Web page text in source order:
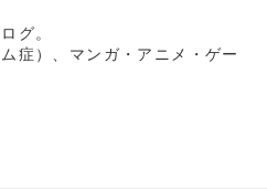
グ。
症）、マンガ・アニメ・ゲー